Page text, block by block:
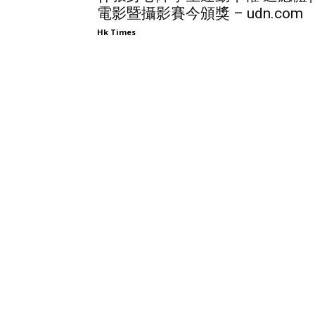
電影暨攝影賽今頒獎 – udn.com
Hk Times